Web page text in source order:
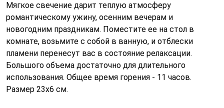
Мягкое свечение дарит теплую атмосферу
романтическому ужину, осенним вечерам и
новогодним праздникам. Поместите ее на стол в
комнате, возьмите с собой в ванную, и отблески
пламени перенесут вас в состояние релаксации.
Большого объема достаточно для длительного
использования. Общее время горения - 11 часов.
Размер 23х6 см.